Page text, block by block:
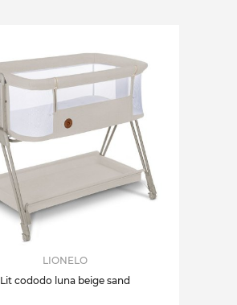
LIONELO
Lit cododo luna beige sand